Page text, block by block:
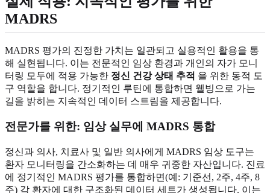
MADRS
MADRS 평가의 진정한 가치는 일관되고 실용적인 활용을 통
해 실현됩니다. 이는 전문적인 임상 환경과 개인의 자가 모니
터링 모두에 적용 가능한 정신 건강 상태 추적 을 위한 동적 도
구 역할을 합니다. 정기적인 루틴에 통합하면 웰빙으로 가는
길을 밝히는 지속적인 데이터 스트림을 제공합니다.
전문가를 위한: 임상 실무에 MADRS 통합
정신과 의사, 치료사 및 일반 의사에게 MADRS 임상 도구는
환자 모니터링을 간소화하는 데 매우 귀중한 자산입니다. 진료
에 정기적인 MADRS 평가를 통합하면(예: 기준선, 2주, 4주, 8
주) 각 환자에 대한 구조화된 데이터 세트가 생성됩니다. 이는